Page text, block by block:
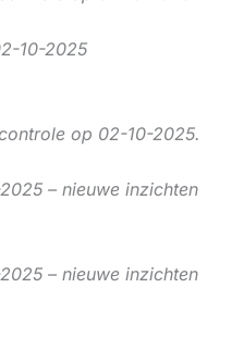
10-2025
op 02-10-2025.
– nieuwe inzichten
– nieuwe inzichten